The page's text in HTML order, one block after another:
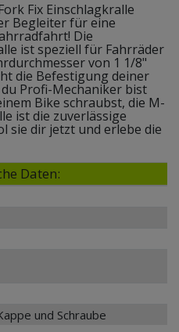
Fix Einschlagkralle
Begleiter für eine
Die
ist speziell für Fahrräder
von 1 1/8"
die Befestigung deiner
Profi-Mechaniker bist
Bike schraubst, die M-
ist die zuverlässige
sie dir jetzt und erlebe die
Daten:
und Schraube